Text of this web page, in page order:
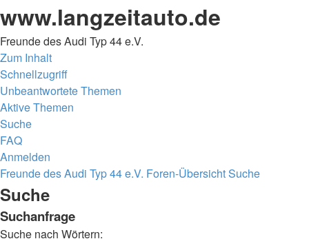
www.langzeitauto.de
Freunde des Audi Typ 44 e.V.
Zum Inhalt
Schnellzugriff
Unbeantwortete Themen
Aktive Themen
Suche
FAQ
Anmelden
Freunde des Audi Typ 44 e.V. Foren-ÜbersichtSuche
Suche
Suchanfrage
Suche nach Wörtern: